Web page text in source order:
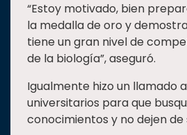
“Estoy motivado, bien
la medalla de oro y
tiene un gran nivel de
de la biología”, aseguró.
Igualmente hizo un llamado
universitarios para que
conocimientos y no dejen de